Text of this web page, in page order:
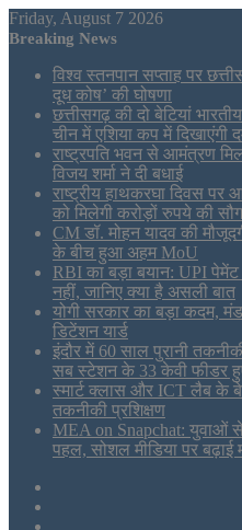
Friday, August 7 2026
Breaking News
विश्व स्तनपान सप्ताह पर
दूध कोष’ की घोषणा
छत्तीसगढ़ की दो बेटियां
चीन में एशिया कप में दिखाएंगी
राष्ट्रपति भवन से आमंत्रण
विजय शर्मा ने दी बधाई
राष्ट्रीय हाथकरघा दिवस पर
को मिलेगी करोड़ों रुपये की
CM डॉ. मोहन यादव की
के बीच हुआ अहम MoU
RBI का बड़ा बयान: UPI
नहीं, जानिए क्या है असली बात
योगी सरकार का बड़ा कदम,
डिटेंशन यार्ड
इंदौर में 60 साल पुरानी
सब स्टेशन के 33 केवी फीडर
स्मार्ट क्लास और ICT लैब के
तकनीकी प्रशिक्षण
MEA on Snapchat: युवाओं
पहल, सोशल मीडिया पर बढ़ाई